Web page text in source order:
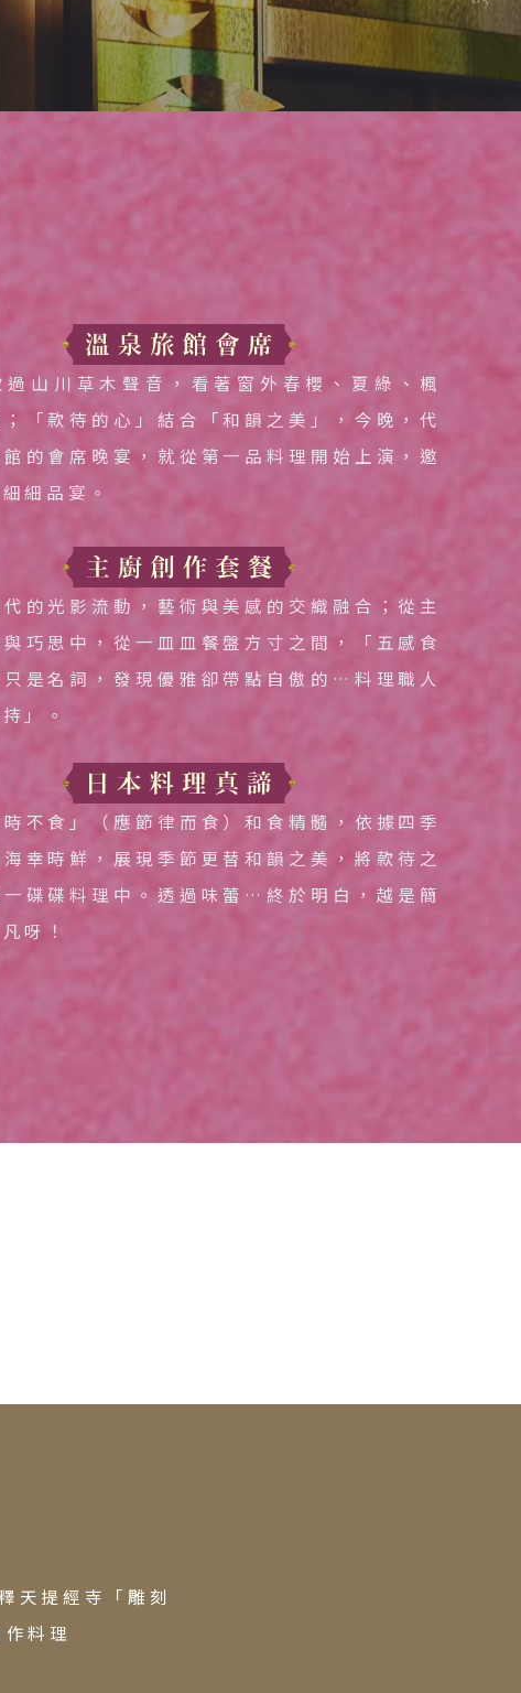
過山川草木聲音，看著窗外春櫻、夏綠、楓
「款待的心」結合「和韻之美」，今晚，代
的會席晚宴，就從第一品料理開始上演，邀
細品宴。
的光影流動，藝術與美感的交織融合；從主
巧思中，從一皿皿餐盤方寸之間，「五感食
是名詞，發現優雅卻帶點自傲的…料理職人
」。
不食」（應節律而食）和食精髓，依據四季
幸時鮮，展現季節更替和韻之美，將款待之
碟碟料理中。透過味蕾…終於明白，越是簡
呀！
天提經寺「雕刻
料理